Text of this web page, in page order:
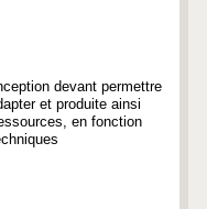
devant permettre
et produite ainsi
en fonction